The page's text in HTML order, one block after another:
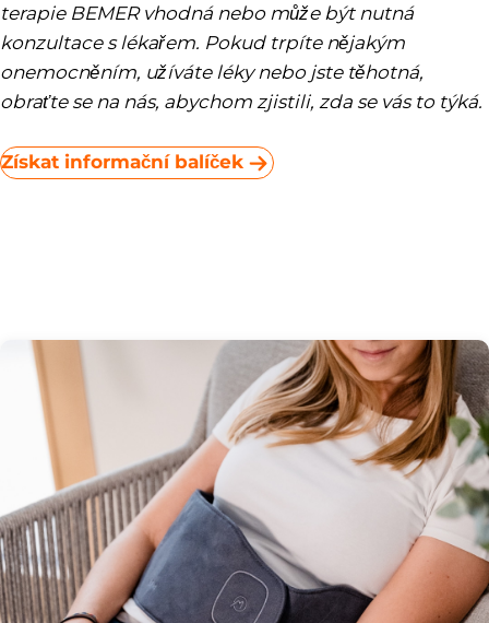
terapie BEMER vhodná nebo může být nutná
konzultace s lékařem. Pokud trpíte nějakým
onemocněním, užíváte léky nebo jste těhotná,
obraťte se na nás, abychom zjistili, zda se vás to týká.
Získat informační balíček